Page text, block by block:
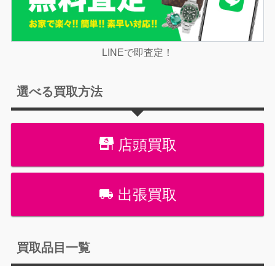
LINEで即査定！
選べる買取方法
店頭買取
出張買取
買取品目一覧